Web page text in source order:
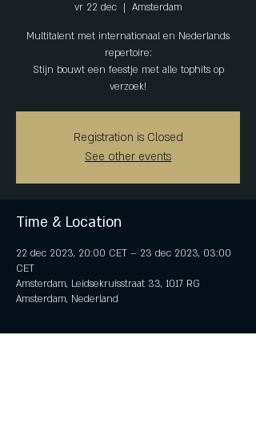
vr 22 dec
  |
Amsterdam
Multitalent met internationaal en Nederlands
repertoire:
Stijn bouwt een feestje met alle tophits op
verzoek!
Registration is Closed
See other events
Time & Location
22 dec 2023, 20:00 CET – 23 dec 2023, 03:00
CET
Amsterdam, Leidsekruisstraat 33, 1017 RG
Amsterdam, Nederland